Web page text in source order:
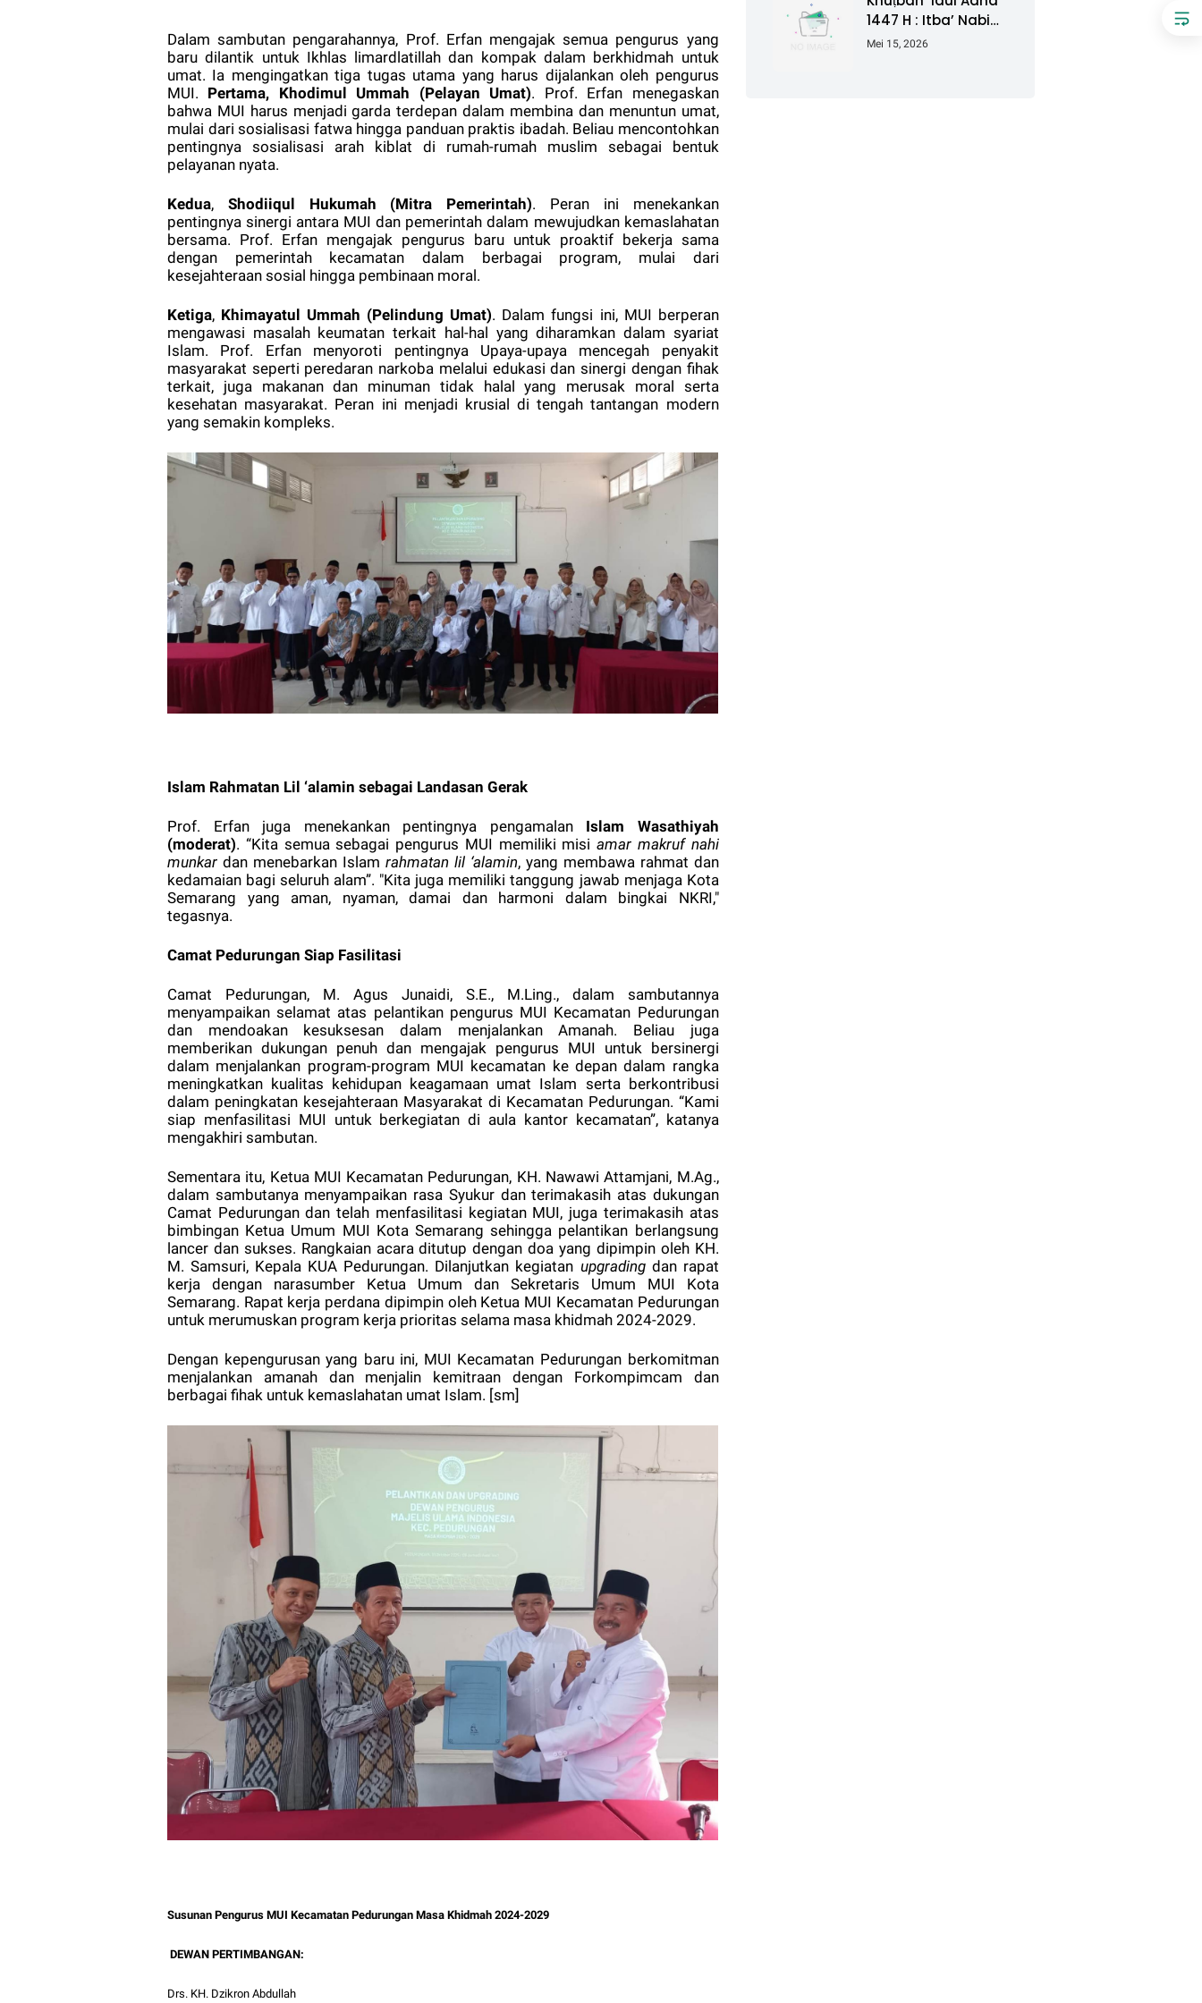
Dalam sambutan pengarahannya, Prof. Erfan mengajak semua pengurus yang
baru dilantik untuk Ikhlas limardlatillah dan kompak dalam berkhidmah untuk
umat. Ia mengingatkan tiga tugas utama yang harus dijalankan oleh pengurus
MUI. Pertama, Khodimul Ummah (Pelayan Umat). Prof. Erfan menegaskan
bahwa MUI harus menjadi garda terdepan dalam membina dan menuntun umat,
mulai dari sosialisasi fatwa hingga panduan praktis ibadah. Beliau mencontohkan
pentingnya sosialisasi arah kiblat di rumah-rumah muslim sebagai bentuk
pelayanan nyata.
Kedua, Shodiiqul Hukumah (Mitra Pemerintah). Peran ini menekankan
pentingnya sinergi antara MUI dan pemerintah dalam mewujudkan kemaslahatan
bersama. Prof. Erfan mengajak pengurus baru untuk proaktif bekerja sama
dengan pemerintah kecamatan dalam berbagai program, mulai dari
kesejahteraan sosial hingga pembinaan moral.
Ketiga, Khimayatul Ummah (Pelindung Umat). Dalam fungsi ini, MUI berperan
mengawasi masalah keumatan terkait hal-hal yang diharamkan dalam syariat
Islam. Prof. Erfan menyoroti pentingnya Upaya-upaya mencegah penyakit
masyarakat seperti peredaran narkoba melalui edukasi dan sinergi dengan fihak
terkait, juga makanan dan minuman tidak halal yang merusak moral serta
kesehatan masyarakat. Peran ini menjadi krusial di tengah tantangan modern
yang semakin kompleks.
Islam Rahmatan Lil ‘alamin sebagai Landasan Gerak
Prof. Erfan juga menekankan pentingnya pengamalan Islam Wasathiyah
(moderat). “Kita semua sebagai pengurus MUI memiliki misiamar makruf nahi
munkar dan menebarkan Islam rahmatan lil ‘alamin, yang membawa rahmat dan
kedamaian bagi seluruh alam”. "Kita juga memiliki tanggung jawab menjaga Kota
Semarang yang aman, nyaman, damai dan harmoni dalam bingkai NKRI,"
tegasnya.
Camat Pedurungan Siap Fasilitasi
Camat Pedurungan, M. Agus Junaidi, S.E., M.Ling., dalam sambutannya
menyampaikan selamat atas pelantikan pengurus MUI Kecamatan Pedurungan
dan mendoakan kesuksesan dalam menjalankan Amanah. Beliau juga
memberikan dukungan penuh dan mengajak pengurus MUI untuk bersinergi
dalam menjalankan program-program MUI kecamatan ke depan dalam rangka
meningkatkan kualitas kehidupan keagamaan umat Islam serta berkontribusi
dalam peningkatan kesejahteraan Masyarakat di Kecamatan Pedurungan. “Kami
siap menfasilitasi MUI untuk berkegiatan di aula kantor kecamatan”, katanya
mengakhiri sambutan.
Sementara itu, Ketua MUI Kecamatan Pedurungan, KH. Nawawi Attamjani, M.Ag.,
dalam sambutanya menyampaikan rasa Syukur dan terimakasih atas dukungan
Camat Pedurungan dan telah menfasilitasi kegiatan MUI, juga terimakasih atas
bimbingan Ketua Umum MUI Kota Semarang sehingga pelantikan berlangsung
lancer dan sukses. Rangkaian acara ditutup dengan doa yang dipimpin oleh KH.
M. Samsuri, Kepala KUA Pedurungan. Dilanjutkan kegiatan upgradingdan rapat
kerja dengan narasumber Ketua Umum dan Sekretaris Umum MUI Kota
Semarang. Rapat kerja perdana dipimpin oleh Ketua MUI Kecamatan Pedurungan
untuk merumuskan program kerja prioritas selama masa khidmah 2024-2029.
Dengan kepengurusan yang baru ini, MUI Kecamatan Pedurungan berkomitman
menjalankan amanah dan menjalin kemitraan dengan Forkompimcam dan
berbagai fihak untuk kemaslahatan umat Islam. [sm]
Susunan Pengurus MUI Kecamatan Pedurungan Masa Khidmah 2024-2029
DEWAN PERTIMBANGAN:
Drs. KH. Dzikron Abdullah
1447 H : Itba’ Nabi
Ibrahim dalam
Mei 15, 2026